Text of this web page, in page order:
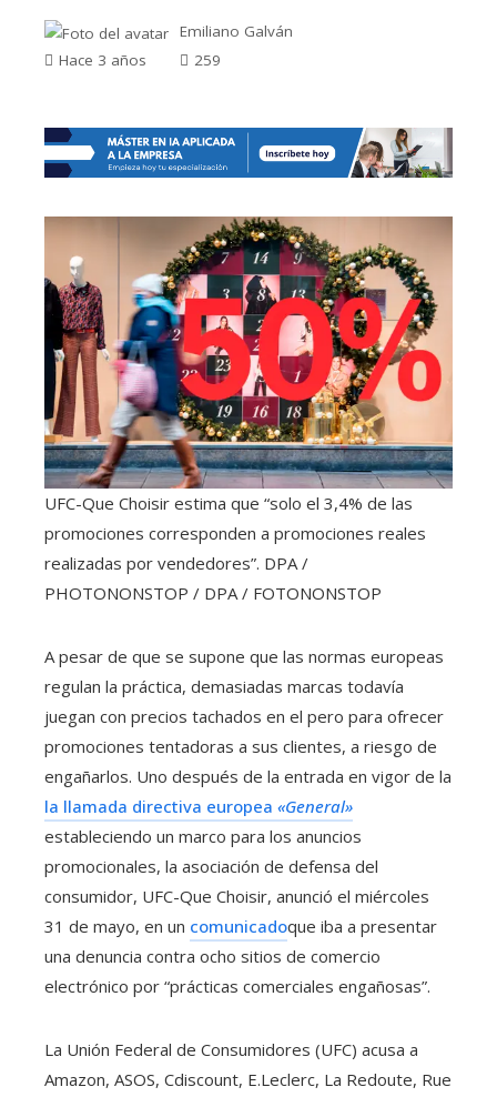
Emiliano Galván
Hace 3 años
259
UFC-Que Choisir estima que “solo el 3,4% de las
promociones corresponden a promociones reales
realizadas por vendedores”. DPA /
PHOTONONSTOP / DPA / FOTONONSTOP
A pesar de que se supone que las normas europeas
regulan la práctica, demasiadas marcas todavía
juegan con precios tachados en el pero para ofrecer
promociones tentadoras a sus clientes, a riesgo de
engañarlos. Uno después de la entrada en vigor de la
la llamada directiva europea «General»
estableciendo un marco para los anuncios
promocionales, la asociación de defensa del
consumidor, UFC-Que Choisir, anunció el miércoles
31 de mayo, en un comunicadoque iba a presentar
una denuncia contra ocho sitios de comercio
electrónico por “prácticas comerciales engañosas”.
La Unión Federal de Consumidores (UFC) acusa a
Amazon, ASOS, Cdiscount, E.Leclerc, La Redoute, Rue